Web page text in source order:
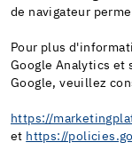
de navigateur
Pour plus
Google Analytics et
Google, veuillez
https://
et https://